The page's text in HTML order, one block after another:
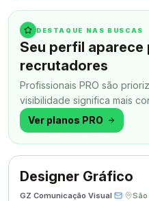
DESTAQUE NAS BUSCAS
Seu perfil aparece
recrutadores
Profissionais PRO são
visibilidade significa mais
todo momento.
Ver planos PRO
Designer Gráfico
GZ Comunicação Visual· · São